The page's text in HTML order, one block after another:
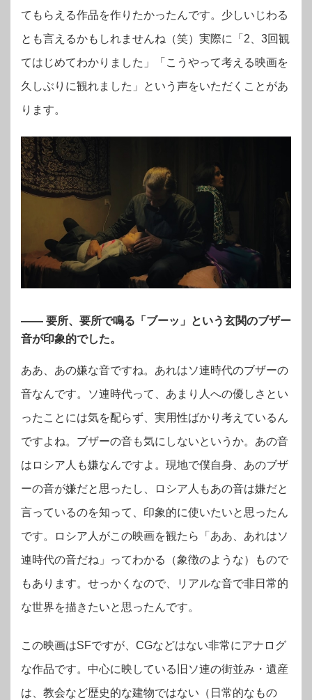
てもらえる作品を作りたかったんです。少しいじわる
とも言えるかもしれませんね（笑）実際に「2、3回観
てはじめてわかりました」「こうやって考える映画を
久しぶりに観れました」という声をいただくことがあ
ります。
―― 要所、要所で鳴る「ブーッ」という玄関のブザー
音が印象的でした。
ああ、あの嫌な音ですね。あれはソ連時代のブザーの
音なんです。ソ連時代って、あまり人への優しさとい
ったことには気を配らず、実用性ばかり考えているん
ですよね。ブザーの音も気にしないというか。あの音
はロシア人も嫌なんですよ。現地で僕自身、あのブザ
ーの音が嫌だと思ったし、ロシア人もあの音は嫌だと
言っているのを知って、印象的に使いたいと思ったん
です。
ロシア人がこの映画を観たら「ああ、あれはソ
連時代の音だね」ってわかる（象徴のような）もので
もあります。せっかくなので、リアルな音で非日常的
な世界を描きたいと思ったんです。
この映画はSFですが、CGなどはない非常にアナログ
な作品です。中心に映している旧ソ連の街並み・遺産
は、教会など歴史的な建物ではない（日常的なもの